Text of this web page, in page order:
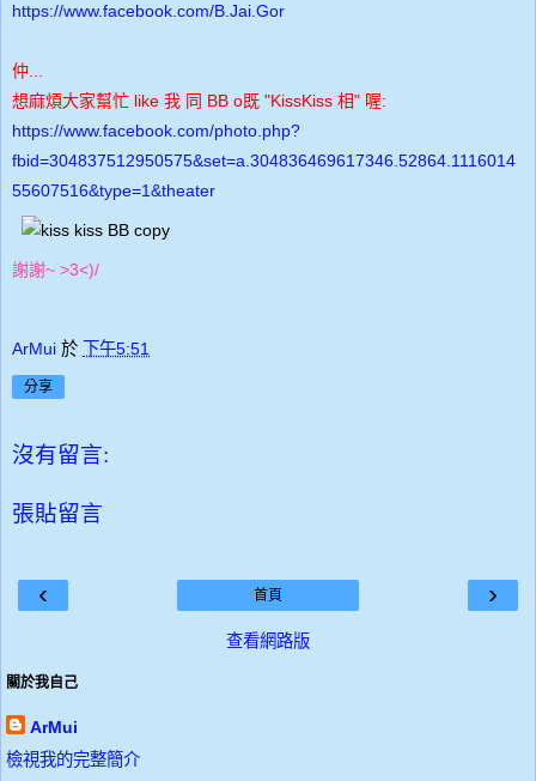
https://www.facebook.com/B.Jai.Gor
仲...
想麻煩大家幫忙 like 我 同 BB o既 "KissKiss 相" 喔:
https://www.facebook.com/photo.php?
fbid=304837512950575&set=a.304836469617346.52864.1116014
55607516&type=1&theater
謝謝~ >3<)/
ArMui 於 下午5:51
分享
沒有留言:
張貼留言
‹ ›
首頁
查看網路版
關於我自己
ArMui
檢視我的完整簡介